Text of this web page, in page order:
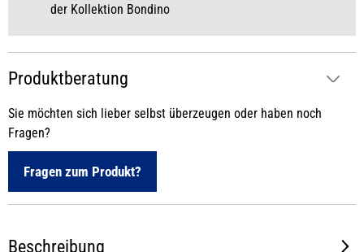
der Kollektion Bondino
Produktberatung
Sie möchten sich lieber selbst überzeugen oder haben noch
Fragen?
Fragen zum Produkt?
Beschreibung